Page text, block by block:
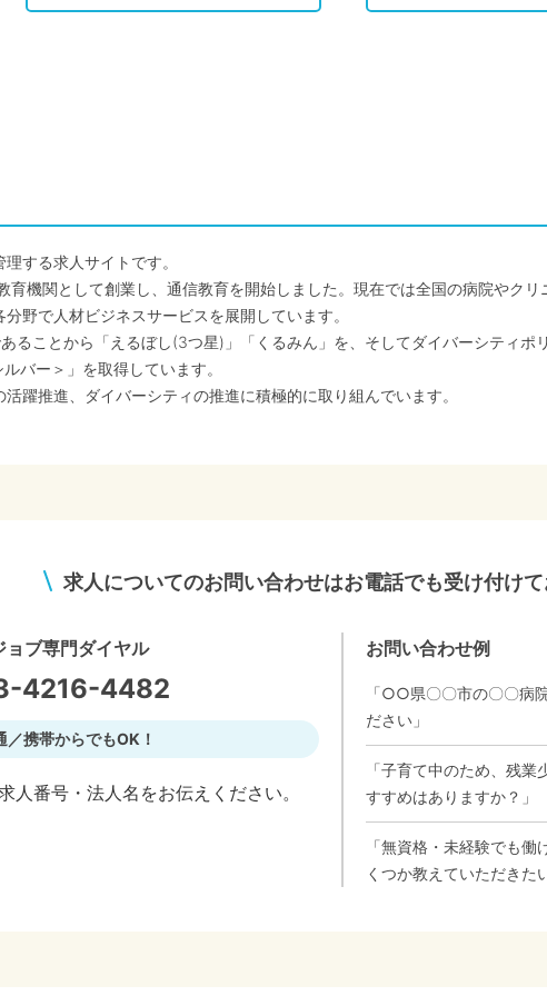
する求人サイトです。
育機関として創業し、通信教育を開始しました。現在では全国の病院やク
野で人材ビジネスサービスを展開しています。
ることから「えるぼし(3つ星)」「くるみん」を、そしてダイバーシティ
バー＞」を取得しています。
躍推進、ダイバーシティの推進に積極的に取り組んでいます。
求人についてのお問い合わせはお電話でも受け付け
ョブ専門ダイヤル
4216-4482
／携帯からでもOK！
人番号・法人名をお伝えください。
お問い合わせ例
「○○県〇〇市の〇〇病
ださい」
「子育て中のため、残
すすめはありますか？」
「無資格・未経験でも
くつか教えていただきた